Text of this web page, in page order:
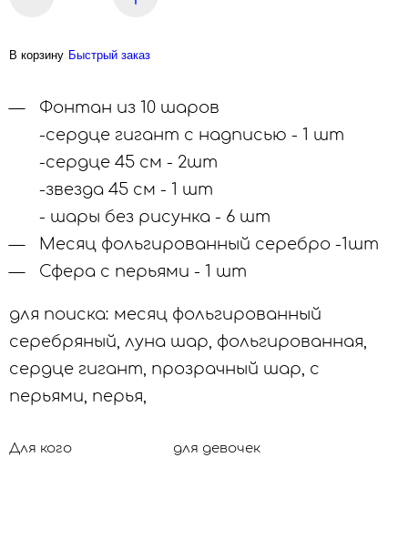
В корзину Быстрый заказ
Фонтан из 10 шаров
-сердце гигант с надписью - 1 шт
-сердце 45 см - 2шт
-звезда 45 см - 1 шт
- шары без рисунка - 6 шт
Месяц фольгированный серебро -1шт
Сфера с перьями - 1 шт
для поиска: месяц фольгированный
серебряный, луна шар, фольгированная,
сердце гигант, прозрачный шар, с
перьями, перья,
Для кого для девочек